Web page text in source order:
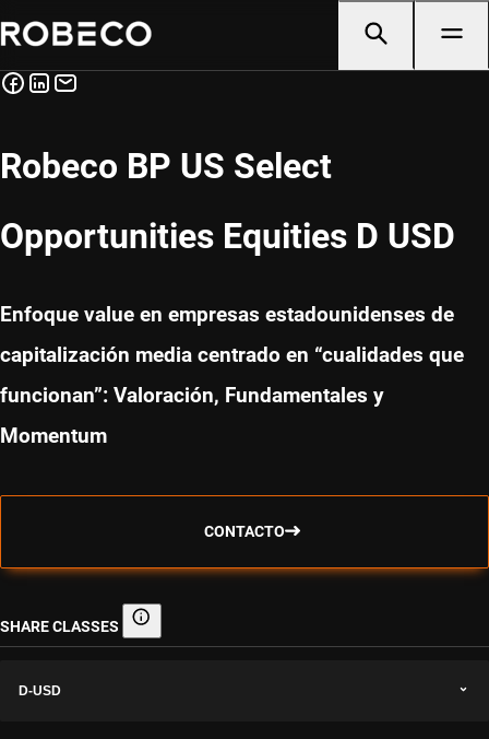
Robeco BP US Select
Opportunities Equities D USD
Enfoque value en empresas estadounidenses de
capitalización media centrado en “cualidades que
funcionan”: Valoración, Fundamentales y
Momentum
CONTACTO
SHARE CLASSES Share classes
D-USD